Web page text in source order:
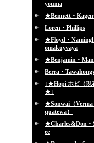
youma
★Bennett・
Loren・Phillips
★Floyd・
omakuyvaya
★Benjamin・
Berra・
↓★Hopi ホピ（現
★↓
★Sonwai（Verma
quatewa）
★Charles&Don・
ee